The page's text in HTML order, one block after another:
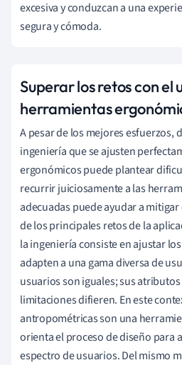
excesiva y conduzcan a una
segura y cómoda.
Superar los retos con el
herramientas
A pesar de los mejores esfuerzos,
ingeniería que se ajusten
ergonómicos puede plantear
recurrir juiciosamente a las
adecuadas puede ayudar a
de los principales retos de la
la ingeniería consiste en ajustar
adapten a una gama diversa de
usuarios son iguales; sus
limitaciones difieren. En este
antropométricas son una
orienta el proceso de diseño para
espectro de usuarios. Del mismo